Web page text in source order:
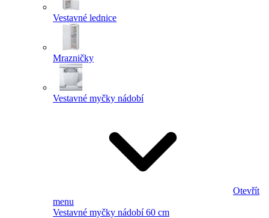
Vestavné lednice
Mrazničky
Vestavné myčky nádobí
Otevřít
menu
Vestavné myčky nádobí 60 cm